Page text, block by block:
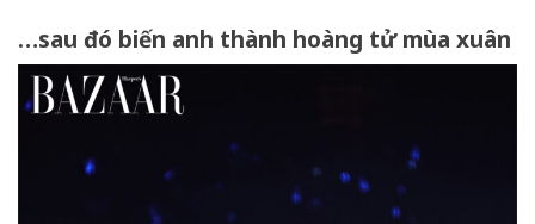
…sau đó biến anh thành hoàng tử mùa xuân